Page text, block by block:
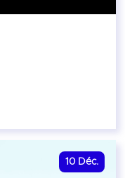
10 Déc.